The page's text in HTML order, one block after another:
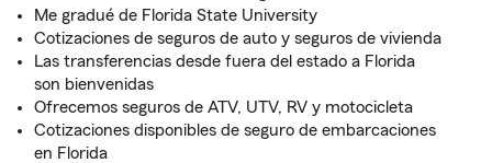
Me gradué de Florida State University
Cotizaciones de seguros de auto y seguros de vivienda
Las transferencias desde fuera del estado a Florida
son bienvenidas
Ofrecemos seguros de ATV, UTV, RV y motocicleta
Cotizaciones disponibles de seguro de embarcaciones
en Florida